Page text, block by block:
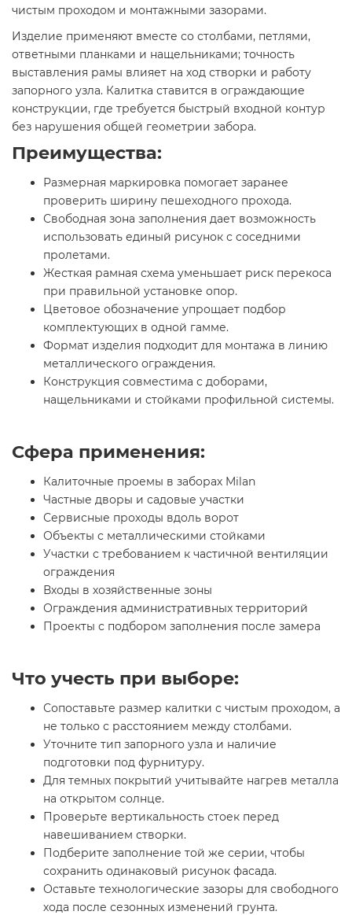
чистым проходом и монтажными зазорами.
Изделие применяют вместе со столбами, петлями,
ответными планками и нащельниками; точность
выставления рамы влияет на ход створки и работу
запорного узла. Калитка ставится в ограждающие
конструкции, где требуется быстрый входной контур
без нарушения общей геометрии забора.
Преимущества:
Размерная маркировка помогает заранее
проверить ширину пешеходного прохода.
Свободная зона заполнения дает возможность
использовать единый рисунок с соседними
пролетами.
Жесткая рамная схема уменьшает риск перекоса
при правильной установке опор.
Цветовое обозначение упрощает подбор
комплектующих в одной гамме.
Формат изделия подходит для монтажа в линию
металлического ограждения.
Конструкция совместима с доборами,
нащельниками и стойками профильной системы.
Сфера применения:
Калиточные проемы в заборах Milan
Частные дворы и садовые участки
Сервисные проходы вдоль ворот
Объекты с металлическими стойками
Участки с требованием к частичной вентиляции
ограждения
Входы в хозяйственные зоны
Ограждения административных территорий
Проекты с подбором заполнения после замера
Что учесть при выборе:
Сопоставьте размер калитки с чистым проходом, а
не только с расстоянием между столбами.
Уточните тип запорного узла и наличие
подготовки под фурнитуру.
Для темных покрытий учитывайте нагрев металла
на открытом солнце.
Проверьте вертикальность стоек перед
навешиванием створки.
Подберите заполнение той же серии, чтобы
сохранить одинаковый рисунок фасада.
Оставьте технологические зазоры для свободного
хода после сезонных изменений грунта.